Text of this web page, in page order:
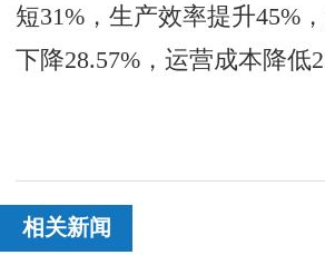
短31%，生产效率提升45%
下降28.57%，运营成本降低
相关新闻